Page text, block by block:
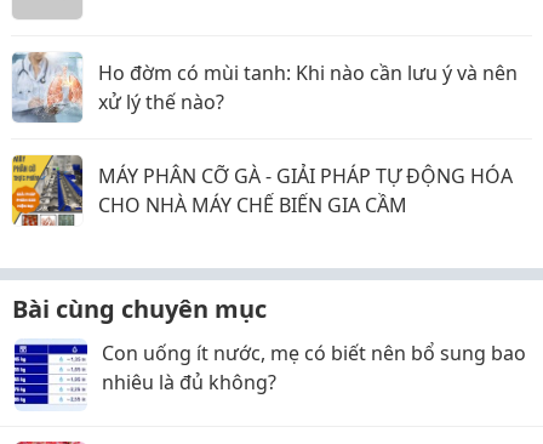
Ho đờm có mùi tanh: Khi nào cần lưu ý và nên
xử lý thế nào?
MÁY PHÂN CỠ GÀ - GIẢI PHÁP TỰ ĐỘNG HÓA
CHO NHÀ MÁY CHẾ BIẾN GIA CẦM
Bài cùng chuyên mục
Con uống ít nước, mẹ có biết nên bổ sung bao
nhiêu là đủ không?